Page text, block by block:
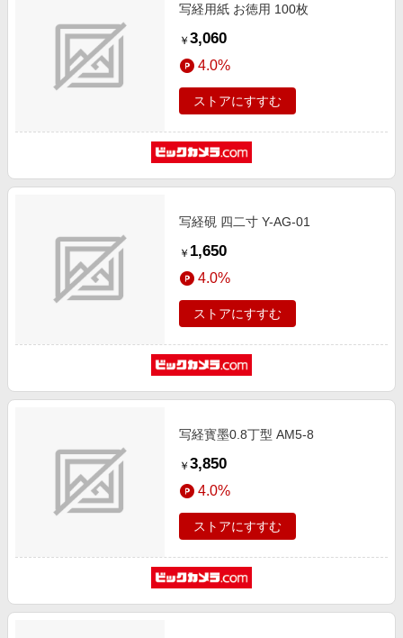
写経用紙 お徳用 100枚
￥ 3,060
4.0%
ストアにすすむ
写経硯 四二寸 Y-AG-01
￥ 1,650
4.0%
ストアにすすむ
写経寳墨0.8丁型 AM5-8
￥ 3,850
4.0%
ストアにすすむ